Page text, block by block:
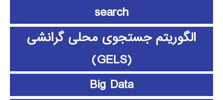
search
الگوریتم جستجوی محلی گرانشی
(GELS)
Big Data